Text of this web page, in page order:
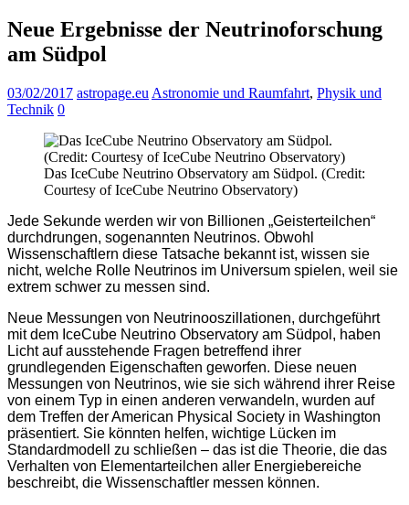
Neue Ergebnisse der Neutrinoforschung
am Südpol
03/02/2017 astropage.eu Astronomie und Raumfahrt, Physik und
Technik 0
Das IceCube Neutrino Observatory am Südpol. (Credit:
Courtesy of IceCube Neutrino Observatory)
Jede Sekunde werden wir von Billionen „Geisterteilchen“
durchdrungen, sogenannten Neutrinos. Obwohl
Wissenschaftlern diese Tatsache bekannt ist, wissen sie
nicht, welche Rolle Neutrinos im Universum spielen, weil sie
extrem schwer zu messen sind.
Neue Messungen von Neutrinooszillationen, durchgeführt
mit dem IceCube Neutrino Observatory am Südpol, haben
Licht auf ausstehende Fragen betreffend ihrer
grundlegenden Eigenschaften geworfen. Diese neuen
Messungen von Neutrinos, wie sie sich während ihrer Reise
von einem Typ in einen anderen verwandeln, wurden auf
dem Treffen der American Physical Society in Washington
präsentiert. Sie könnten helfen, wichtige Lücken im
Standardmodell zu schließen – das ist die Theorie, die das
Verhalten von Elementarteilchen aller Energiebereiche
beschreibt, die Wissenschaftler messen können.